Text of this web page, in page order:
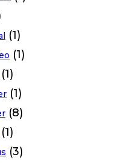
(1)
(1)
(1)
(1)
(8)
(1)
(3)